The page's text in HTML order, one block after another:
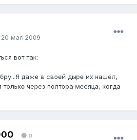
20 мая 2009
вот так:
даже в своей дыре их нашёл,
через полтора месяца, когда
0